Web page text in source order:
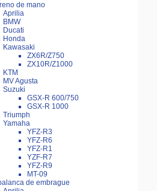
de mano
Aprilia
BMW
Ducati
Honda
Kawasaki
ZX6R/Z750
ZX10R/Z1000
KTM
MV Agusta
Suzuki
GSX-R 600/750
GSX-R 1000
Triumph
Yamaha
YFZ-R3
YFZ-R6
YFZ-R1
YZF-R7
YFZ-R9
MT-09
de embrague